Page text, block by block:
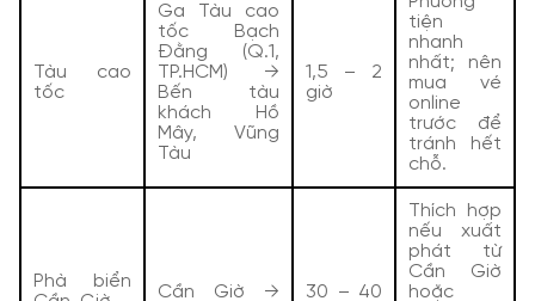
Tàu cao
tốc
Ga Tàu cao
tốc Bạch
Đằng (Q.1,
TP.HCM) →
Bến tàu
khách Hồ
Mây, Vũng
Tàu
1,5 – 2
giờ
tiện
nhanh
nhất; nên
mua vé
online
trước để
tránh hết
chỗ.
Phà biển
Cần Giờ → 30 – 40
Thích hợp
nếu xuất
phát từ
Cần Giờ
hoặc